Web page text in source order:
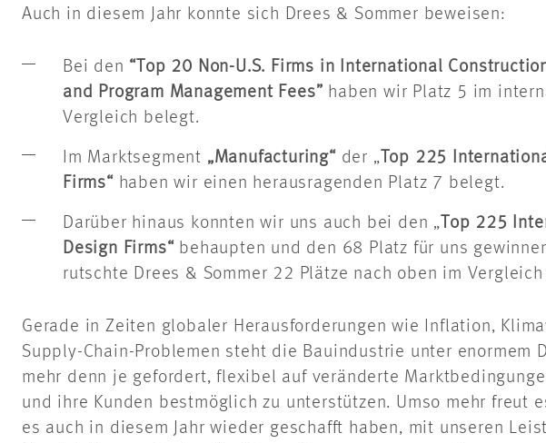
Auch in diesem Jahr konnte sich Drees & Sommer beweisen:
Bei den “Top 20 Non-U.S. Firms in International
and Program Management Fees” haben wir Platz 5 im
Vergleich belegt.
Im Marktsegment „Manufacturing“ der „ Top 225
Firms“ haben wir einen herausragenden Platz 7 belegt.
Darüber hinaus konnten wir uns auch bei den „ Top 225
Design Firms“ behaupten und den 68 Platz für uns
rutschte Drees & Sommer 22 Plätze nach oben im
Gerade in Zeiten globaler Herausforderungen wie Inflation,
Supply-Chain-Problemen steht die Bauindustrie unter enormem
mehr denn je gefordert, flexibel auf veränderte
und ihre Kunden bestmöglich zu unterstützen. Umso mehr freut
es auch in diesem Jahr wieder geschafft haben, mit unseren